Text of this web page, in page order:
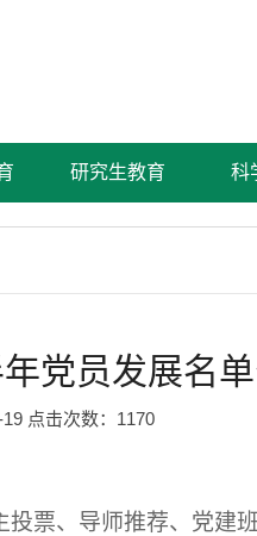
研究生教育 科
党员发展名
点击次数： 1170
票、导师推荐、党建